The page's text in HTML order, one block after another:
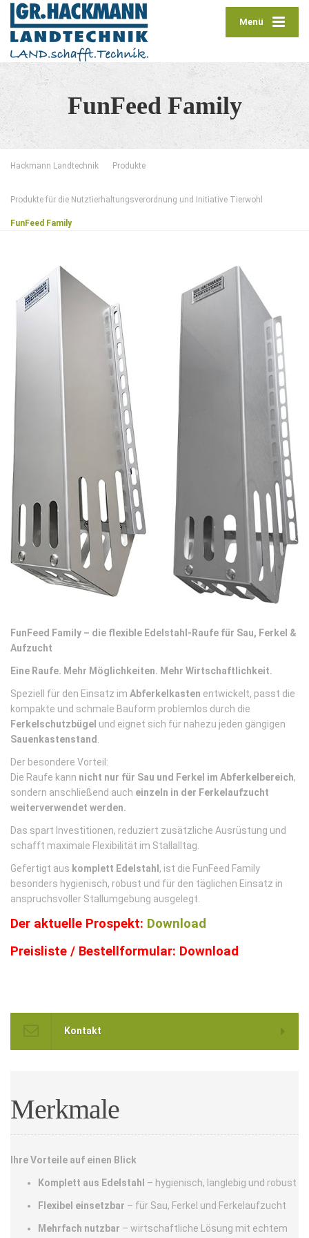
Menü
FunFeed Family
Hackmann Landtechnik Produkte
Produkte für die Nutztierhaltungsverordnung und Initiative Tierwohl
FunFeed Family
FunFeed Family – die flexible Edelstahl-Raufe für Sau, Ferkel &
Aufzucht
Eine Raufe. Mehr Möglichkeiten. Mehr Wirtschaftlichkeit.
Speziell für den Einsatz im Abferkelkasten entwickelt, passt die
kompakte und schmale Bauform problemlos durch die
Ferkelschutzbügel und eignet sich für nahezu jeden gängigen
Sauenkastenstand
Der besondere Vorteil:
Die Raufe kann nicht nur für Sau und Ferkel im Abferkelbereich,
sondern anschließend auch einzeln in der Ferkelaufzucht
weiterverwendet werden.
Das spart Investitionen, reduziert zusätzliche Ausrüstung und
schafft maximale Flexibilität im Stallalltag.
Gefertigt aus komplett Edelstahl , ist die FunFeed Family
besonders hygienisch, robust und für den täglichen Einsatz in
anspruchsvoller Stallumgebung ausgelegt.
Der aktuelle Prospekt: Download
Preisliste / Bestellformular: Download
Kontakt
Merkmale
Ihre Vorteile auf einen Blick
Komplett aus Edelstahl – hygienisch, langlebig und robust
Flexibel einsetzbar – für Sau, Ferkel und Ferkelaufzucht
Mehrfach nutzbar – wirtschaftliche Lösung mit echtem